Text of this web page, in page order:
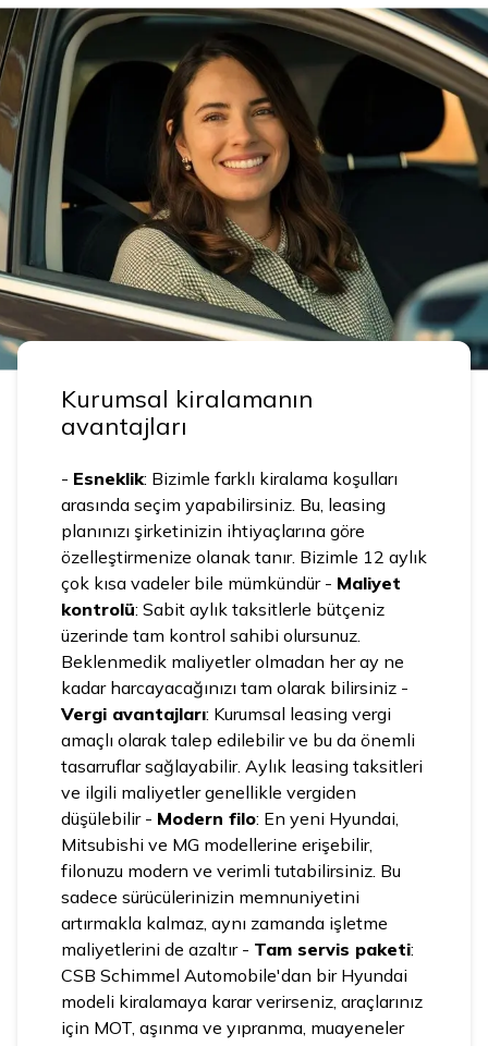
Kurumsal kiralamanın
avantajları
- Esneklik: Bizimle farklı kiralama koşulları
arasında seçim yapabilirsiniz. Bu, leasing
planınızı şirketinizin ihtiyaçlarına göre
özelleştirmenize olanak tanır. Bizimle 12 aylık
çok kısa vadeler bile mümkündür - Maliyet
kontrolü: Sabit aylık taksitlerle bütçeniz
üzerinde tam kontrol sahibi olursunuz.
Beklenmedik maliyetler olmadan her ay ne
kadar harcayacağınızı tam olarak bilirsiniz -
Vergi avantajları: Kurumsal leasing vergi
amaçlı olarak talep edilebilir ve bu da önemli
tasarruflar sağlayabilir. Aylık leasing taksitleri
ve ilgili maliyetler genellikle vergiden
düşülebilir - Modern filo: En yeni Hyundai,
Mitsubishi ve MG modellerine erişebilir,
filonuzu modern ve verimli tutabilirsiniz. Bu
sadece sürücülerinizin memnuniyetini
artırmakla kalmaz, aynı zamanda işletme
maliyetlerini de azaltır - Tam servis paketi:
CSB Schimmel Automobile'dan bir Hyundai
modeli kiralamaya karar verirseniz, araçlarınız
için MOT, aşınma ve yıpranma, muayeneler